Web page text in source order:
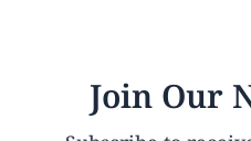
Join Our